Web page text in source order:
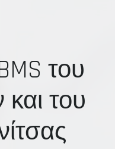
του
του